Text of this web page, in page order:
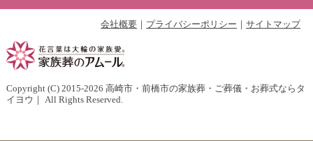
会社概要 プライバシーポリシー サイトマップ
Copyright (C) 2015-2026 高崎市・前橋市の家族葬・ご葬儀・お葬式ならタ
イヨウ ｜ All Rights Reserved.